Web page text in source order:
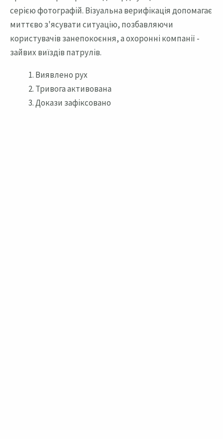
серією фотографій. Візуальна верифікація допомагає
миттєво з'ясувати ситуацію, позбавляючи
користувачів занепокоєння, а охоронні компанії -
зайвих виїздів патрулів.
Виявлено рух
Тривога активована
Докази зафіксовано